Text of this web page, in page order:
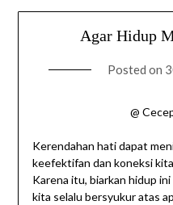
Agar Hidup
Posted on
@
Kerendahan hati dapat
keefektifan dan koneksi
Karena itu, biarkan hidup
kita selalu bersyukur atas